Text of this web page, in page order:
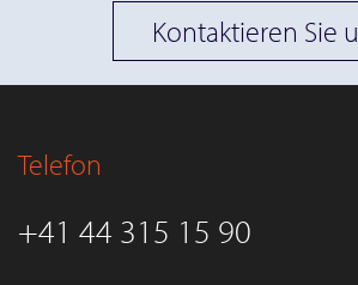
Kontaktieren Sie
Telefon
+41 44 315 15 90